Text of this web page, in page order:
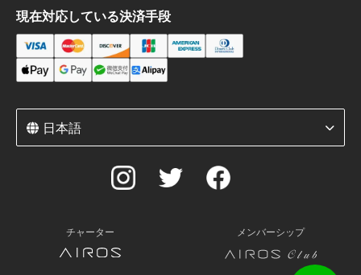
現在対応している決済手段
日本語
チャーター メンバーシップ